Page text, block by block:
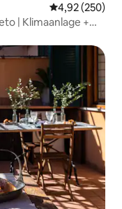
4,92 (250)
| Klimaanlage +